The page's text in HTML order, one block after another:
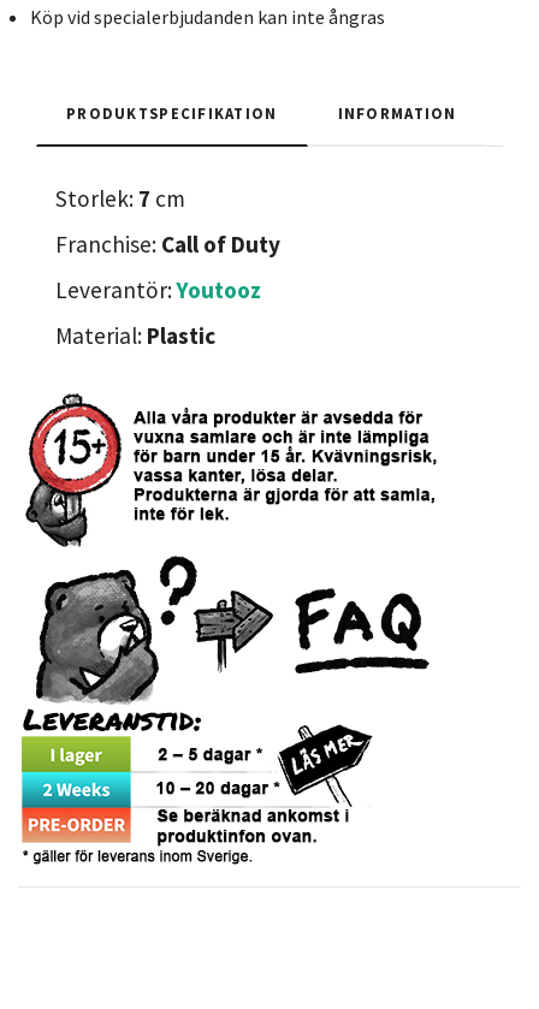
Köp vid specialerbjudanden kan inte ångras
PRODUKTSPECIFIKATION INFORMATION
Storlek: 7 cm
Franchise: Call of Duty
Leverantör:Youtooz
Material: Plastic